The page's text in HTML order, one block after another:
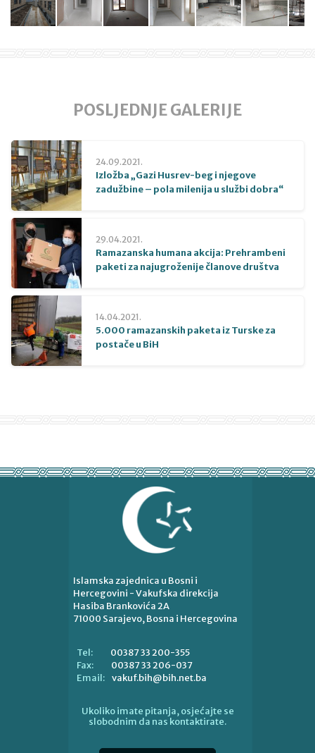
POSLJEDNJE GALERIJE
24.09.2021.
Izložba „Gazi Husrev-beg i njegove
zadužbine – pola milenija u službi dobra“
29.04.2021.
Ramazanska humana akcija: Prehrambeni
paketi za najugroženije članove društva
14.04.2021.
5.000 ramazanskih paketa iz Turske za
postače u BiH
Islamska zajednica u Bosni i
Hercegovini - Vakufska direkcija
Hasiba Brankovića 2A
71000 Sarajevo, Bosna i Hercegovina
Tel:
00387 33 200-355
Fax:
00387 33 206-037
Email: vakuf.bih@bih.net.ba
Ukoliko imate pitanja, osjećajte se
slobodnim da nas kontaktirate.